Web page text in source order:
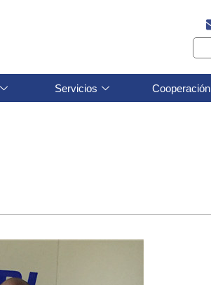
Servicios Cooperación